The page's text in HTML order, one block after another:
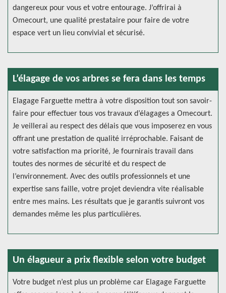
dangereux pour vous et votre entourage. J’offrirai à
Omecourt, une qualité prestataire pour faire de votre
espace vert un lieu convivial et sécurisé.
L’élagage de vos arbres se fera dans les temps
Elagage Farguette mettra à votre disposition tout son savoir-
faire pour effectuer tous vos travaux d’élagages a Omecourt.
Je veillerai au respect des délais que vous imposerez en vous
offrant une prestation de qualité irréprochable. Faisant de
votre satisfaction ma priorité, Je fournirais travail dans
toutes des normes de sécurité et du respect de
l’environnement. Avec des outils professionnels et une
expertise sans faille, votre projet deviendra vite réalisable
entre mes mains. Les résultats que je garantis suivront vos
demandes même les plus particulières.
Un élagueur a prix flexible selon votre budget
Votre budget n’est plus un problème car Elagage Farguette